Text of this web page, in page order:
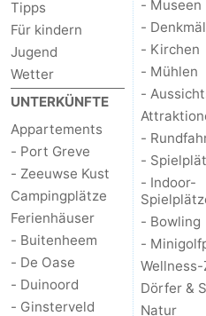
-
Natur
Hollands
Duin
-
Noordwijk
-
Katwijk
-
Scheveningen
-
Den
Haag
Rotterdam
Rockanje
Zeeland
Tipps
Für kindern
Jugend
Wetter
UNTERKÜNFTE
Appartements
- Port Greve
- Zeeuwse Kust
Campingplätze
Ferienhäuser
- Buitenheem
- De Oase
- Duinoord
- Ginsterveld
- Museen
-
- Kirchen
- Mühlen
-
-
-
- Indoor-
- Bowling
-
Dörfer &
Natur